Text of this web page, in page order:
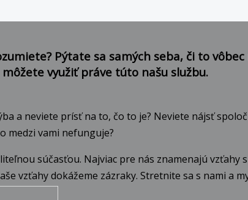
Pýtate sa samých seba, či to
využiť práve túto našu službu.
a neviete prísť na to, čo to je? Neviete nájsť
medzi vami nefunguje?
súčasťou. Najviac pre nás znamenajú vzťahy
vzťahy dokážeme zázraky. Stretnite sa s nami a